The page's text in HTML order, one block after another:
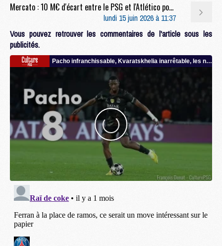
Mercato : 10 M€ d'écart entre le PSG et l'Atlético pour Lee ?
lundi 15 juin 2026 à 11:37
Vous pouvez retrouver les commentaires de l'article sous les
publicités.